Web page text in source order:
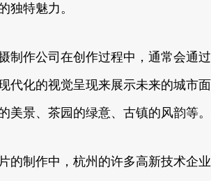
独特魅力。
制作公司在创作过程中，通常会通
代化的视觉呈现来展示未来的城市
美景、茶园的绿意、古镇的风韵等
的制作中，杭州的许多高新技术企